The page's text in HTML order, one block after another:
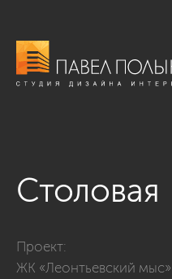
Столовая
Проект:
ЖК «Леонтьевский мыс»